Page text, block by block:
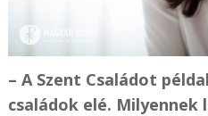
– A Szent Családot
családok elé. Milyennek